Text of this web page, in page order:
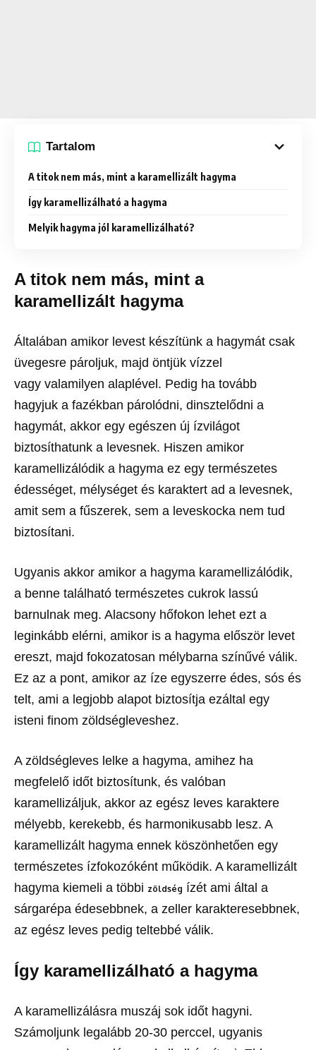
Tartalom
A titok nem más, mint a karamellizált hagyma
Így karamellizálható a hagyma
Melyik hagyma jól karamellizálható?
A titok nem más, mint a
karamellizált hagyma
Általában amikor levest készítünk a hagymát csak
üvegesre pároljuk, majd öntjük vízzel
vagy valamilyen alaplével. Pedig ha tovább
hagyjuk a fazékban párolódni, dinsztelődni a
hagymát, akkor egy egészen új ízvilágot
biztosíthatunk a levesnek. Hiszen amikor
karamellizálódik a hagyma ez egy természetes
édességet, mélységet és karaktert ad a levesnek,
amit sem a fűszerek, sem a leveskocka nem tud
biztosítani.
Ugyanis akkor amikor a hagyma karamellizálódik,
a benne található természetes cukrok lassú
barnulnak meg. Alacsony hőfokon lehet ezt a
leginkább elérni, amikor is a hagyma először levet
ereszt, majd fokozatosan mélybarna színűvé válik.
Ez az a pont, amikor az íze egyszerre édes, sós és
telt, ami a legjobb alapot biztosítja ezáltal egy
isteni finom zöldségleveshez.
A zöldségleves lelke a hagyma, amihez ha
megfelelő időt biztosítunk, és valóban
karamellizáljuk, akkor az egész leves karaktere
mélyebb, kerekebb, és harmonikusabb lesz. A
karamellizált hagyma ennek köszönhetően egy
természetes ízfokozóként működik. A karamellizált
hagyma kiemeli a többi zöldség ízét ami által a
sárgarépa édesebbnek, a zeller karakteresebbnek,
az egész leves pedig teltebbé válik.
Így karamellizálható a hagyma
A karamellizálásra muszáj sok időt hagyni.
Számoljunk legalább 20-30 perccel, ugyanis